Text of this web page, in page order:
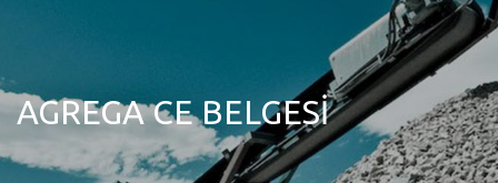
AGREGA CE BELGESI